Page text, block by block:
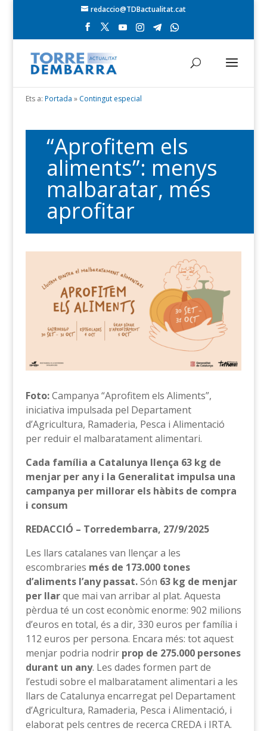
redaccio@TDBactualitat.cat
Ets a: Portada » Contingut especial
“Aprofitem els
aliments”: menys
malbaratar, més
aprofitar
Foto:Campanya “Aprofitem els Aliments”,
iniciativa impulsada pel Departament
d’Agricultura, Ramaderia, Pesca i Alimentació
per reduir el malbaratament alimentari.
Cada família a Catalunya llença 63 kg de
menjar per any i la Generalitat impulsa una
campanya per millorar els hàbits de compra
i consum
REDACCIÓ – Torredembarra, 27/9/2025
Les llars catalanes van llençar a les
escombraries més de 173.000 tones
d’aliments l’any passat.Són 63 kg de menjar
per llarque mai van arribar al plat. Aquesta
pèrdua té un cost econòmic enorme: 902 milions
d’euros en total, és a dir, 330 euros per família i
112 euros per persona. Encara més: tot aquest
menjar podria nodrir prop de 275.000 persones
durant un any. Les dades formen part de
l’estudi sobre el malbaratament alimentari a les
llars de Catalunya encarregat pel Departament
d’Agricultura, Ramaderia, Pesca i Alimentació, i
elaborat pels centres de recerca CREDA i IRTA.